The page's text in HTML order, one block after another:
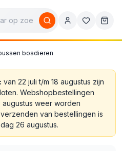
bosdieren
van 22 juli t/m 18 augustus zijn
Webshopbestellingen
weer worden
van bestellingen is
26 augustus.